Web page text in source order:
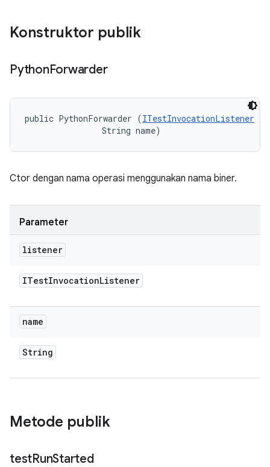
Konstruktor publik
PythonForwarder
public PythonForwarder (ITestInvocationListener
                String name)
Ctor dengan nama operasi menggunakan nama biner.
Parameter
listener
ITestInvocationListener
name
String
Metode publik
testRunStarted